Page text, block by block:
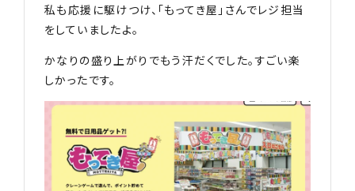
私も応援に駆けつけ、「もってき屋」さんでレジ担当
をしていましたよ。
かなりの盛り上がりでもう汗だくでした。すごい楽
しかったです。